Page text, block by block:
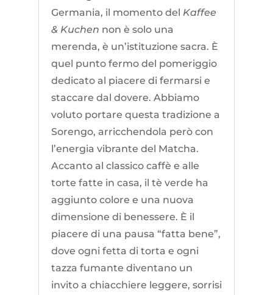
Germania, il momento del Kaffee
& Kuchen non è solo una
merenda, è un’istituzione sacra. È
quel punto fermo del pomeriggio
dedicato al piacere di fermarsi e
staccare dal dovere. Abbiamo
voluto portare questa tradizione a
Sorengo, arricchendola però con
l’energia vibrante del Matcha.
Accanto al classico caffè e alle
torte fatte in casa, il tè verde ha
aggiunto colore e una nuova
dimensione di benessere. È il
piacere di una pausa “fatta bene”,
dove ogni fetta di torta e ogni
tazza fumante diventano un
invito a chiacchiere leggere, sorrisi